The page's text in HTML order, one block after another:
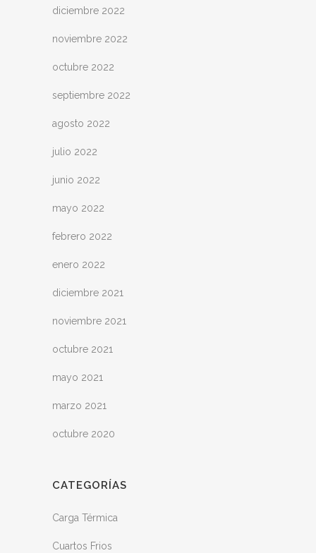
diciembre 2022
noviembre 2022
octubre 2022
septiembre 2022
agosto 2022
julio 2022
junio 2022
mayo 2022
febrero 2022
enero 2022
diciembre 2021
noviembre 2021
octubre 2021
mayo 2021
marzo 2021
octubre 2020
CATEGORÍAS
Carga Térmica
Cuartos Frios